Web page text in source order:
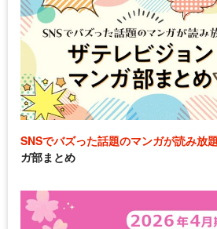
SNSでバズった話題のマンガが読み放
ガ部まとめ